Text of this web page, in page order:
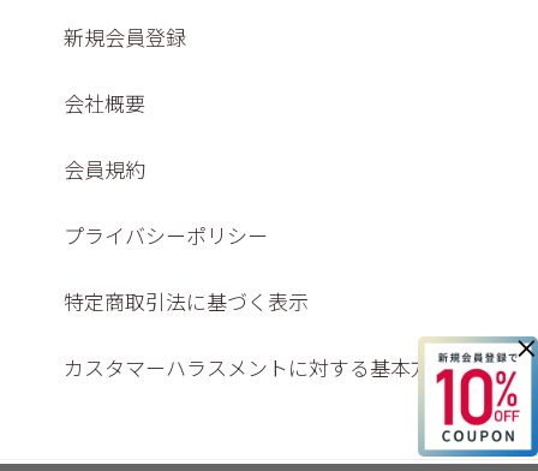
×
新規会員登録
会社概要
会員規約
プライバシーポリシー
特定商取引法に基づく表示
カスタマーハラスメントに対する基本方針